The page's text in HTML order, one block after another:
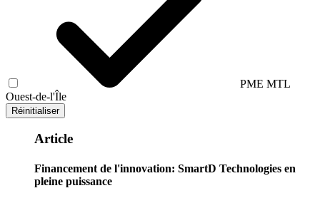
PME MTL
Ouest-de-l'Île
Réinitialiser
Article
Financement de l'innovation: SmartD Technologies en
pleine puissance